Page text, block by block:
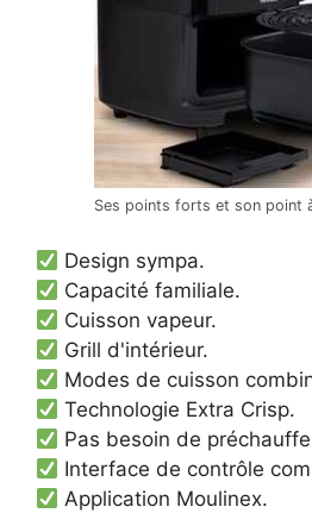
Ses points forts et son point
Design sympa.
Capacité familiale.
Cuisson vapeur.
Grill d'intérieur.
Modes de cuisson
Technologie Extra Crisp.
Pas besoin de
Interface de contrôle
Application Moulinex.